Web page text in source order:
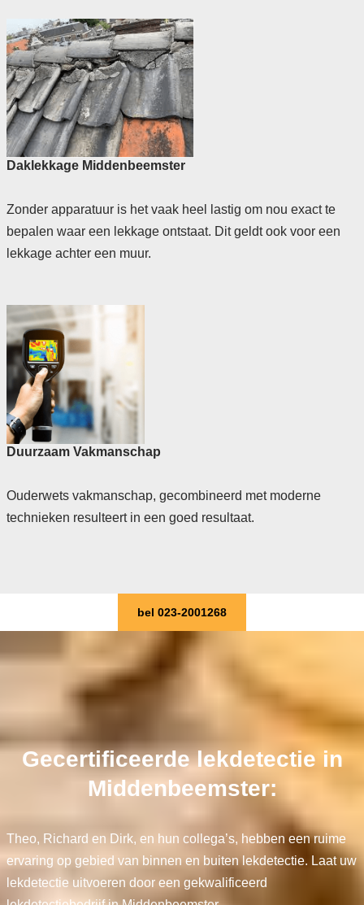
Daklekkage Middenbeemster
Zonder apparatuur is het vaak heel lastig om nou exact te
bepalen waar een lekkage ontstaat. Dit geldt ook voor een
lekkage achter een muur.
Duurzaam Vakmanschap
Ouderwets vakmanschap, gecombineerd met moderne
technieken resulteert in een goed resultaat.
bel 023-2001268
Gecertificeerde lekdetectie in
Middenbeemster:
Theo, Richard en Dirk, en hun collega’s, hebben een ruime
ervaring op gebied van binnen en buiten lekdetectie. Laat uw
lekdetectie uitvoeren door een gekwalificeerd